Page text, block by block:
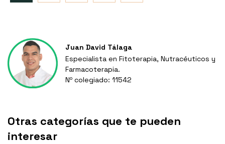
Juan David Tálaga
Especialista en Fitoterapia, Nutracéuticos y
Farmacoterapia.
Nº colegiado: 11542
Otras categorías que te pueden
interesar